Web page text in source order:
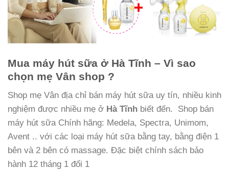
Mua máy hút sữa ở Hà Tĩnh – Vì sao
chọn mẹ Vân shop ?
Shop mẹ Vân địa chỉ bán máy hút sữa uy tín, nhiều kinh
nghiệm được nhiều mẹ ở Hà Tĩnh biết đến. Shop bán
máy hút sữa Chính hãng: Medela, Spectra, Unimom,
Avent .. với các loại máy hút sữa bằng tay, bằng điện 1
bên và 2 bên có massage. Đặc biệt chính sách bảo
hành 12 tháng 1 đổi 1